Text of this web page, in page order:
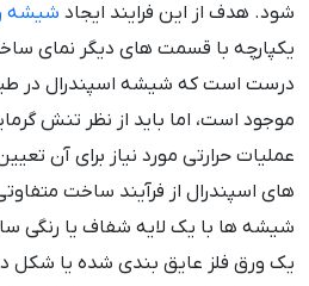
شود. هدف از این فرایند ایجاد شیشه
یکپارچه با قسمت های دیگر نمای
درست است که شیشه اسپندرال در
موجود است، اما باید از نظر تنش
عملیات حرارتی مورد نیاز برای آن
های اسپندرال از فرآیند ساخت
شیشه ها با یک لایه شفاف یا رنگی
یک ورق فلز عایق بندی شده یا شکل